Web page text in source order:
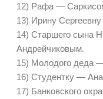
12) Рафа —
13) Ирину
14) Старшего сына
Андрейчиковым.
15) Молодого деда
16) Студентку —
17) Банковского